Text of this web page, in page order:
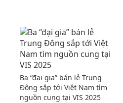
Ba “đại gia” bán lẻ Trung
Đông sắp tới Việt Nam tìm
nguồn cung tại VIS 2025